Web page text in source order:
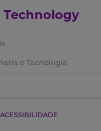
Technology
e Tecnologia
ACESSIBILIDADE